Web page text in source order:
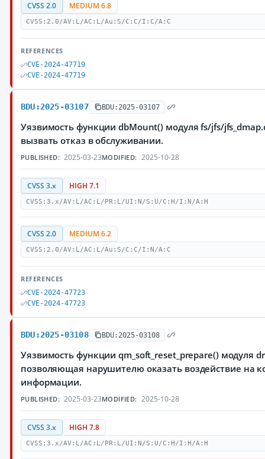
CVSS 2.0 MEDIUM 6.8
CVSS:2.0/AV:L/AC:L/Au:S/C:C/I:C/A:C
REFERENCES
CVE-2024-47719
CVE-2024-47719
BDU:2025-03107 BDU:2025-03107
Уязвимость функции dbMount() модуля fs/jfs/
вызвать отказ в обслуживании.
PUBLISHED: 2025-03-23MODIFIED: 2025-10-28
CVSS 3.x HIGH 7.1
CVSS:3.x/AV:L/AC:L/PR:L/UI:N/S:U/C:H/I:N/A:H
CVSS 2.0 MEDIUM 6.2
CVSS:2.0/AV:L/AC:L/Au:S/C:C/I:N/A:C
REFERENCES
CVE-2024-47723
CVE-2024-47723
BDU:2025-03108 BDU:2025-03108
Уязвимость функции qm_soft_reset_prepare() модуля
позволяющая нарушителю оказать воздействие на
информации.
PUBLISHED: 2025-03-23MODIFIED: 2025-10-28
CVSS 3.x HIGH 7.8
CVSS:3.x/AV:L/AC:L/PR:L/UI:N/S:U/C:H/I:H/A:H